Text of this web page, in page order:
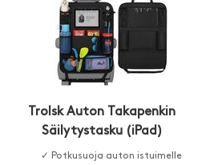
Trolsk Auton Takapenkin
Säilytystasku (iPad)
✓ Potkusuoja auton istuimelle